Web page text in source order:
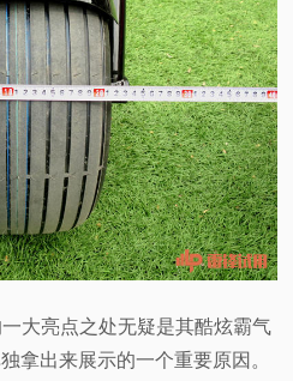
大亮点之处无疑是其酷炫霸气
拿出来展示的一个重要原因。